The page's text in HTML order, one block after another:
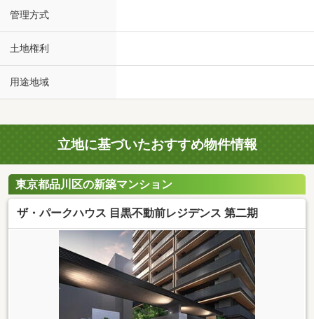
管理方式
土地権利
用途地域
立地に基づいたおすすめ物件情報
東京都品川区の新築マンション
ザ・パークハウス 目黒不動前レジデンス 第二期